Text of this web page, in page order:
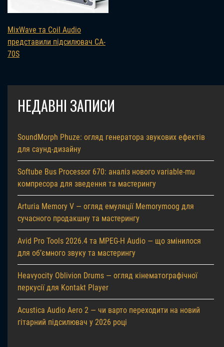
MixWave та Coil Audio
представили підсилювач CA-
70S
НЕДАВНІ ЗАПИСИ
SoundMorph Phuze: огляд генератора звукових ефектів
для саунд-дизайну
Softube Bus Processor 670: аналіз нового variable-mu
компресора для зведення та мастерингу
Arturia Memory V — огляд емуляції Memorymoog для
сучасного продакшну та мастерингу
Avid Pro Tools 2026.4 та MPEG-H Audio — що змінилося
для об’ємного звуку та мастерингу
Heavyocity Oblivion Drums — огляд кінематографічної
перкусії для Kontakt Player
Acustica Audio Aero 2 — чи варто переходити на новий
гітарний підсилювач у 2026 році